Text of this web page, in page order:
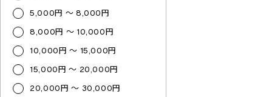
5,000円 ～ 8,000円
8,000円 ～ 10,000円
10,000円 ～ 15,000円
15,000円 ～ 20,000円
20,000円 ～ 30,000円